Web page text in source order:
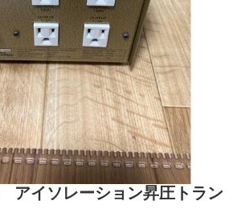
イソレーション昇圧トラン